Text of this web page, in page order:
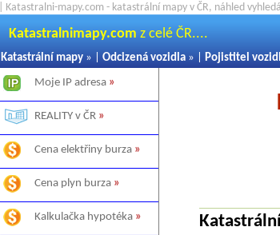
| Katastralni-mapy.com - katastrální mapy v ČR, náhled
Katastralnimapy.com z celé ČR....
Katastrální mapy » | Odcizená vozidla » | Pojistitel
Moje IP adresa »
REALITY v ČR »
Cena elektřiny burza »
Cena plyn burza »
Kalkulačka hypotéka »